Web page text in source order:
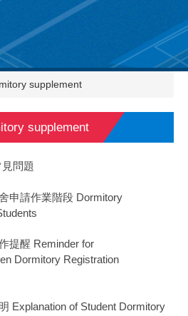
supplement
supplement
問題
申請作業階段 Dormitory
提醒 Reminder for
Dormitory Registration
Explanation of Student Dormitory